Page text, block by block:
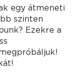
egy átmeneti
szinten
Ezekre a